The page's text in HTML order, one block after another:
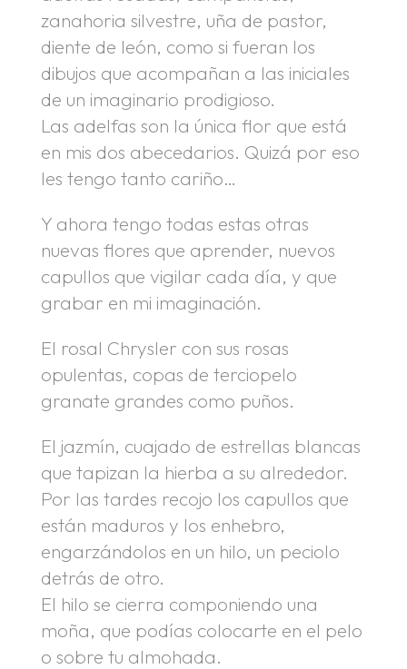
zanahoria silvestre, uña de pastor,
diente de león, como si fueran los
dibujos que acompañan a las iniciales
de un imaginario prodigioso.
Las adelfas son la única flor que está
en mis dos abecedarios. Quizá por eso
les tengo tanto cariño…
Y ahora tengo todas estas otras
nuevas flores que aprender, nuevos
capullos que vigilar cada día, y que
grabar en mi imaginación.
El rosal Chrysler con sus rosas
opulentas, copas de terciopelo
granate grandes como puños.
El jazmín, cuajado de estrellas blancas
que tapizan la hierba a su alrededor.
Por las tardes recojo los capullos que
están maduros y los enhebro,
engarzándolos en un hilo, un peciolo
detrás de otro.
El hilo se cierra componiendo una
moña, que podías colocarte en el pelo
o sobre tu almohada.